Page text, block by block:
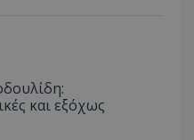
και εξόχως
YouTube
.youtube.com